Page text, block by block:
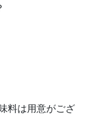
料は用意がござ